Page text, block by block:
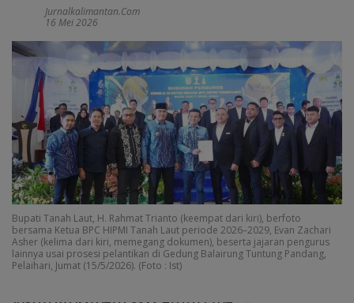
Jurnalkalimantan.com
16 Mei 2026
Bupati Tanah Laut, H. Rahmat Trianto (keempat dari kiri), berfoto
bersama Ketua BPC HIPMI Tanah Laut periode 2026–2029, Evan Zachari
Asher (kelima dari kiri, memegang dokumen), beserta jajaran pengurus
lainnya usai prosesi pelantikan di Gedung Balairung Tuntung Pandang,
Pelaihari, Jumat (15/5/2026). (Foto : Ist)